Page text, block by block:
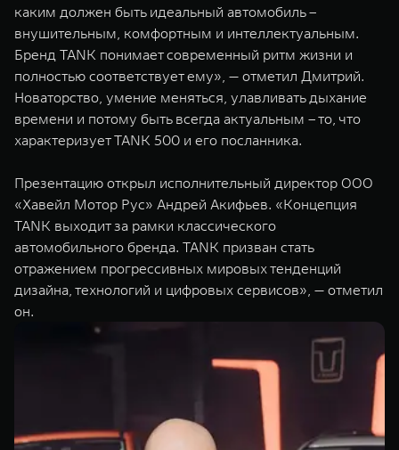
каким должен быть идеальный автомобиль –
внушительным, комфортным и интеллектуальным.
Бренд TANK понимает современный ритм жизни и
полностью соответствует ему», — отметил Дмитрий.
Новаторство, умение меняться, улавливать дыхание
времени и потому быть всегда актуальным – то, что
характеризует TANK 500 и его посланника.
Презентацию открыл исполнительный директор ООО
«Хавейл Мотор Рус» Андрей Акифьев. «Концепция
TANK выходит за рамки классического
автомобильного бренда. TANK призван стать
отражением прогрессивных мировых тенденций
дизайна, технологий и цифровых сервисов», — отметил
он.